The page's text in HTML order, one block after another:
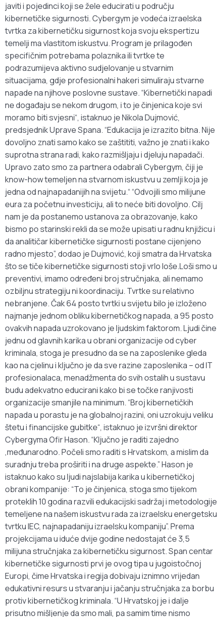
javiti i pojedinci koji se žele educirati u području
kibernetičke sigurnosti. Cybergym je vodeća izraelska
tvrtka za kibernetičku sigurnost koja svoju ekspertizu
temelji ma vlastitom iskustvu. Program je prilagođen
specifičnim potrebama polaznika ili tvrtke te
podrazumijeva aktivno sudjelovanje u stvarnim
situacijama, gdje profesionalni hakeri simuliraju stvarne
napade na njihove poslovne sustave. “Kibernetički napadi
ne događaju se nekom drugom, i to je činjenica koje svi
moramo biti svjesni“, istaknuo je Nikola Dujmović,
predsjednik Uprave Spana. “Edukacija je izrazito bitna. Nije
dovoljno znati samo kako se zaštititi, važno je znati i kako
suprotna strana radi, kako razmišljaju i djeluju napadači.
Upravo zato smo za partnera odabrali Cybergym, čiji je
know-how temeljen na stvarnom iskustvu u zemlji koja je
jedna od najnapadanijih na svijetu.“ “Odvojili smo milijune
eura za početnu investiciju, ali to neće biti dovoljno. Cilj
nam je da postanemo ustanova za obrazovanje, kako
bismo po starinski rekli da se može upisati u radnu knjižicu i
da analitičar kibernetičke sigurnosti postane cijenjeno
radno mjesto”, dodao je Dujmović, koji smatra da Hrvatska
što se tiče kibernetičke sigurnosti stoji vrlo loše.Loši smo u
preventivi, imamo određeni broj stručnjaka, ali nemamo
ozbiljnu strategiju ni koordinaciju. Tvrtke su relativno
nebranjene. Čak 64 posto tvrtki u svijetu bilo je izloženo
najmanje jednom obliku kibernetičkog napada, a 95 posto
ovakvih napada uzrokovano je ljudskim faktorom. Ljudi čine
jednu od glavnih karika u obrani organizacije od cyber
kriminala, stoga je presudno da se na zaposlenike gleda
kao na cjelinu i ključno je da sve razine zaposlenika – od IT
profesionalaca, menadžmenta do svih ostalih u sustavu
budu adekvatno educirani kako bi se točke ranjivosti
organizacije smanjile na minimum. “Broj kibernetičkih
napada u porastu je na globalnoj razini, oni uzrokuju veliku
štetu i financijske gubitke“, istaknuo je izvršni direktor
Cybergyma Ofir Hason. “Ključno je raditi zajedno
,međunarodno. Počeli smo raditi s Hrvatskom, a mislim da
suradnju treba proširiti i na druge aspekte.” Hason je
istaknuo kako su ljudi najslabija karika u kibernetičkoj
obrani kompanije: “To je činjenica, stoga smo tijekom
proteklih 10 godina razvili edukacijski sadržaj i metodologije
temeljene na našem iskustvu rada za izraelsku energetsku
tvrtku IEC, najnapadaniju izraelsku kompaniju”. Prema
projekcijama u iduće dvije godine nedostajat će 3,5
milijuna stručnjaka za kibernetičku sigurnost. Span centar
kibernetičke sigurnosti prvi je ovog tipa u jugoistočnoj
Europi, čime Hrvatska i regija dobivaju iznimno vrijedan
edukativni resurs u stvaranju i jačanju stručnjaka za borbu
protiv kibernetičkog kriminala. “U Hrvatskoj je i dalje
prisutno mišljenje da smo mali, pa samim time nismo